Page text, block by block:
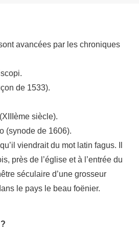
avancées par les chroniques
de 1533).
siècle).
(synode de 1606).
viendrait du mot latin fagus. Il
près de l’église et à l’entrée du
séculaire d’une grosseur
le pays le beau foënier.